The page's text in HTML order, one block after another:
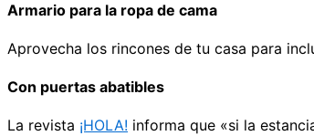
Armario para la ropa de cama
Aprovecha los rincones de tu casa para
Con puertas abatibles
La revista ¡HOLA! informa que «si la